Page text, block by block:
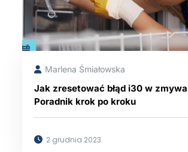
Marlena Śmiałowska
Jak zresetować błąd i30 w
Poradnik krok po kroku
2 grudnia 2023